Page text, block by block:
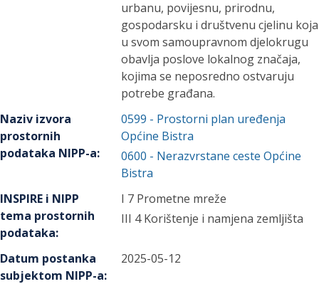
urbanu, povijesnu, prirodnu,
gospodarsku i društvenu cjelinu koja
u svom samoupravnom djelokrugu
obavlja poslove lokalnog značaja,
kojima se neposredno ostvaruju
potrebe građana.
Naziv izvora
prostornih
podataka NIPP-a:
0599 - Prostorni plan uređenja
Općine Bistra
0600 - Nerazvrstane ceste Općine
Bistra
INSPIRE i NIPP
tema prostornih
podataka:
I 7 Prometne mreže
III 4 Korištenje i namjena zemljišta
Datum postanka
subjektom NIPP-a:
2025-05-12